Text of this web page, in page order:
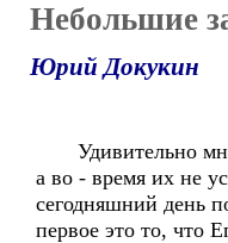
Небольшие
Юрий Докукин
Удивительно
а во - время их не
сегодняшний день
первое это то, что